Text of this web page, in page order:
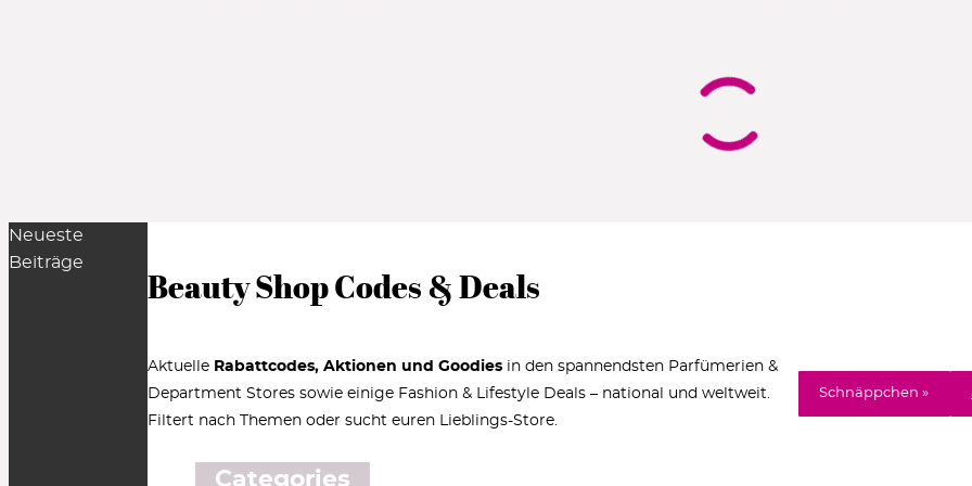
Beauty Shop Codes & Deals
Aktuelle Rabattcodes, Aktionen und Goodies in den spannendsten Parfümerien &
Department Stores sowie einige Fashion & Lifestyle Deals – national und weltweit.
Filtert nach Themen oder sucht euren Lieblings-Store.
Schnäppchen »
Categories
Neueste
Beiträge